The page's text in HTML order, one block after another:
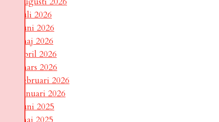
juli 2026
juni 2026
maj 2026
april 2026
mars 2026
februari 2026
januari 2026
juni 2025